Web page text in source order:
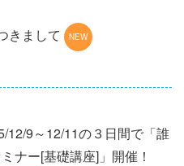
きまして
12/9～12/11の３日間で「誰
ナー[基礎講座]」開催！